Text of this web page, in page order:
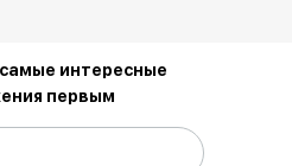
интересные
первым